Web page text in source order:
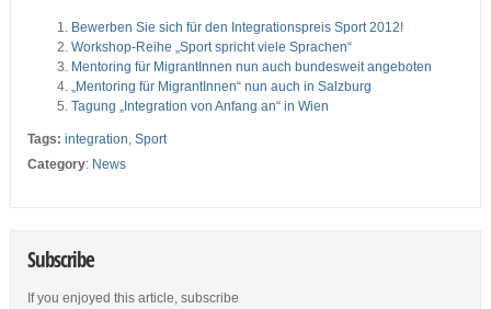
Bewerben Sie sich für den Integrationspreis Sport 2012!
Workshop-Reihe „Sport spricht viele Sprachen“
Mentoring für MigrantInnen nun auch bundesweit angeboten
„Mentoring für MigrantInnen“ nun auch in Salzburg
Tagung „Integration von Anfang an“ in Wien
Tags: integration, Sport
Category: News
Subscribe
If you enjoyed this article, subscribe